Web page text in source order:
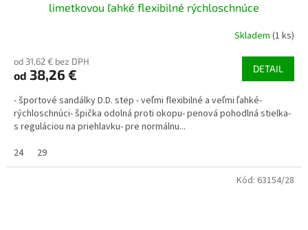
limetkovou ľahké flexibilné rýchloschnúce
Skladem (1 ks)
od 31,62 € bez DPH
od 38,26 € DETAIL
- športové sandálky D.D. step - veľmi flexibilné a veľmi ľahké-
rýchloschnúci- špička odolná proti okopu- penová pohodlná stielka-
s reguláciou na priehlavku- pre normálnu...
24
29
Kód: 63154/28